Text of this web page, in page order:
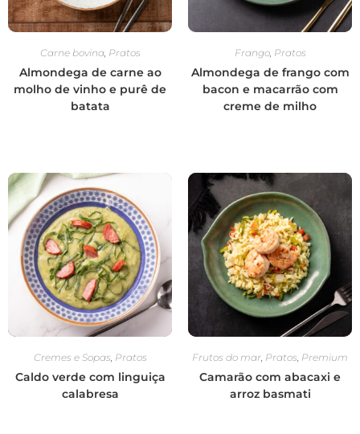
Carne bovina, Pratos
Almondega de carne ao
molho de vinho e purê de
batata
Frango, Pratos
Almondega de frango com
bacon e macarrão com
creme de milho
Cremes e Sopas Pratos
Caldo verde com linguiça
calabresa
Frutos do mar Pratos Premium
Camarão com abacaxi e
arroz basmati